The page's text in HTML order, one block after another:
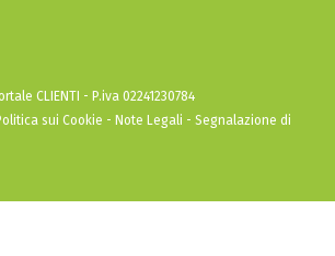
CLIENTI - P.iva 02241230784
sui Cookie - Note Legali - Segnalazione di